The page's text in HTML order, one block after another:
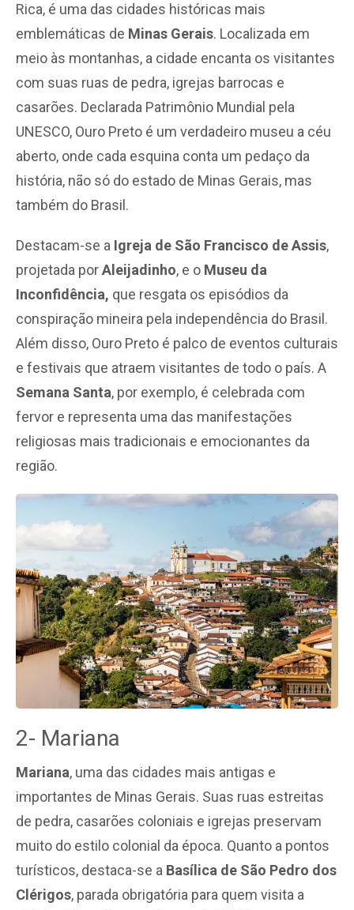
Rica, é uma das cidades históricas mais
emblemáticas de Minas Gerais. Localizada em
meio às montanhas, a cidade encanta os visitantes
com suas ruas de pedra, igrejas barrocas e
casarões. Declarada Patrimônio Mundial pela
UNESCO, Ouro Preto é um verdadeiro museu a céu
aberto, onde cada esquina conta um pedaço da
história, não só do estado de Minas Gerais, mas
também do Brasil.
Destacam-se a Igreja de São Francisco de Assis,
projetada porAleijadinho, e o Museu da
Inconfidência, que resgata os episódios da
conspiração mineira pela independência do Brasil.
Além disso, Ouro Preto é palco de eventos culturais
e festivais que atraem visitantes de todo o país. A
Semana Santa, por exemplo, é celebrada com
fervor e representa uma das manifestações
religiosas mais tradicionais e emocionantes da
região.
2- Mariana
Mariana, uma das cidades mais antigas e
importantes de Minas Gerais. Suas ruas estreitas
de pedra, casarões coloniais e igrejas preservam
muito do estilo colonial da época. Quanto a pontos
turísticos, destaca-se a Basílica de São Pedro dos
Clérigos, parada obrigatória para quem visita a